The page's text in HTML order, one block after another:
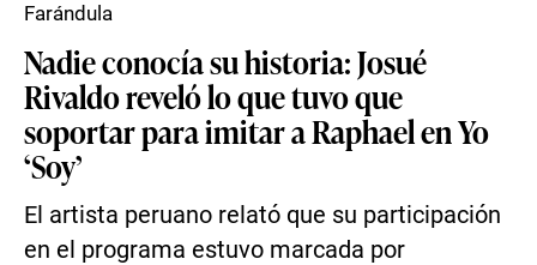
Nadie conocía su historia: Josué
Rivaldo reveló lo que tuvo que
soportar para imitar a Raphael en Yo
‘Soy’
El artista peruano relató que su participación
en el programa estuvo marcada por
Farándula